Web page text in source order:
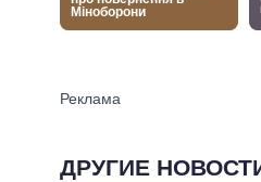
ДРУГИЕ